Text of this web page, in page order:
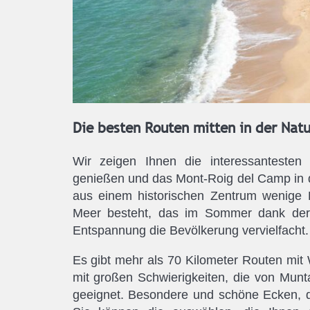
Die besten Routen mitten in der
Wir zeigen Ihnen die
genießen und das Mont-Roig del Camp
aus einem historischen Zentrum
Meer besteht, das im Sommer dank
Entspannung die Bevölkerung vervielfacht.
Es gibt mehr als 70 Kilometer Routen
mit großen Schwierigkeiten, die von
geeignet. Besondere und schöne